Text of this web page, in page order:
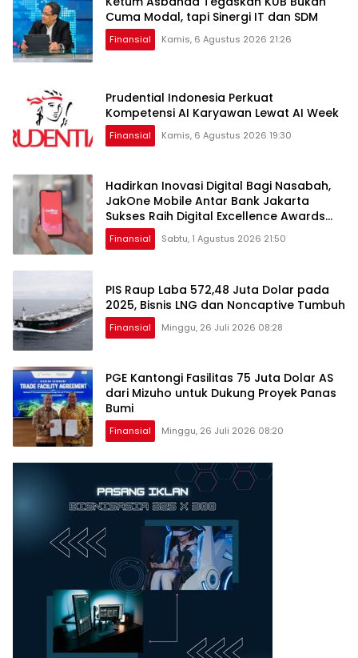
Cuma Modal, tapi Sinergi IT dan SDM
Finansial Kamis, 6 Agustus 2026 21:26
Prudential Indonesia Perkuat
Kompetensi AI Karyawan Lewat AI Week
Finansial Kamis, 6 Agustus 2026 19:30
Hadirkan Inovasi Digital Bagi Nasabah,
JakOne Mobile Antar Bank Jakarta
Sukses Raih Digital Excellence Awards
2026
Finansial Sabtu, 1 Agustus 2026 21:50
PIS Raup Laba 572,48 Juta Dolar pada
2025, Bisnis LNG dan Noncaptive Tumbuh
Finansial Minggu, 26 Juli 2026 08:28
PGE Kantongi Fasilitas 75 Juta Dolar AS
dari Mizuho untuk Dukung Proyek Panas
Bumi
Finansial Minggu, 26 Juli 2026 08:20